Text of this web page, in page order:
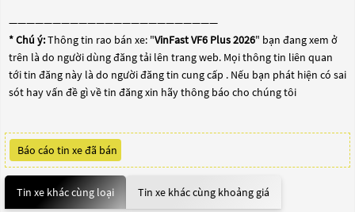
————————————————————————
* Chú ý:Thông tin rao bán xe: "VinFast VF6 Plus 2026" bạn đang xem ở
trên là do người dùng đăng tải lên trang web. Mọi thông tin liên quan
tới tin đăng này là do người đăng tin cung cấp . Nếu bạn phát hiện có sai
sót hay vấn đề gì về tin đăng xin hãy thông báo cho chúng tôi
Báo cáo tin xe đã bán
Tin xe khác cùng loại Tin xe khác cùng khoảng giá